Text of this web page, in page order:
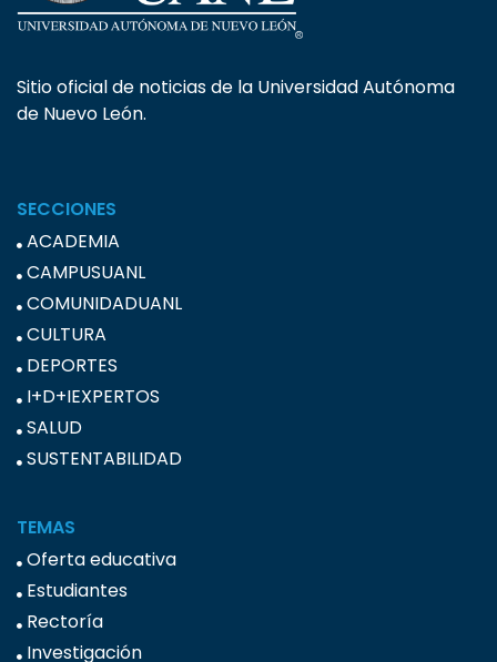
Sitio oficial de noticias de la Universidad Autónoma
de Nuevo León.
SECCIONES
ACADEMIA
CAMPUSUANL
COMUNIDADUANL
CULTURA
DEPORTES
I+D+IEXPERTOS
SALUD
SUSTENTABILIDAD
TEMAS
Oferta educativa
Estudiantes
Rectoría
Investigación